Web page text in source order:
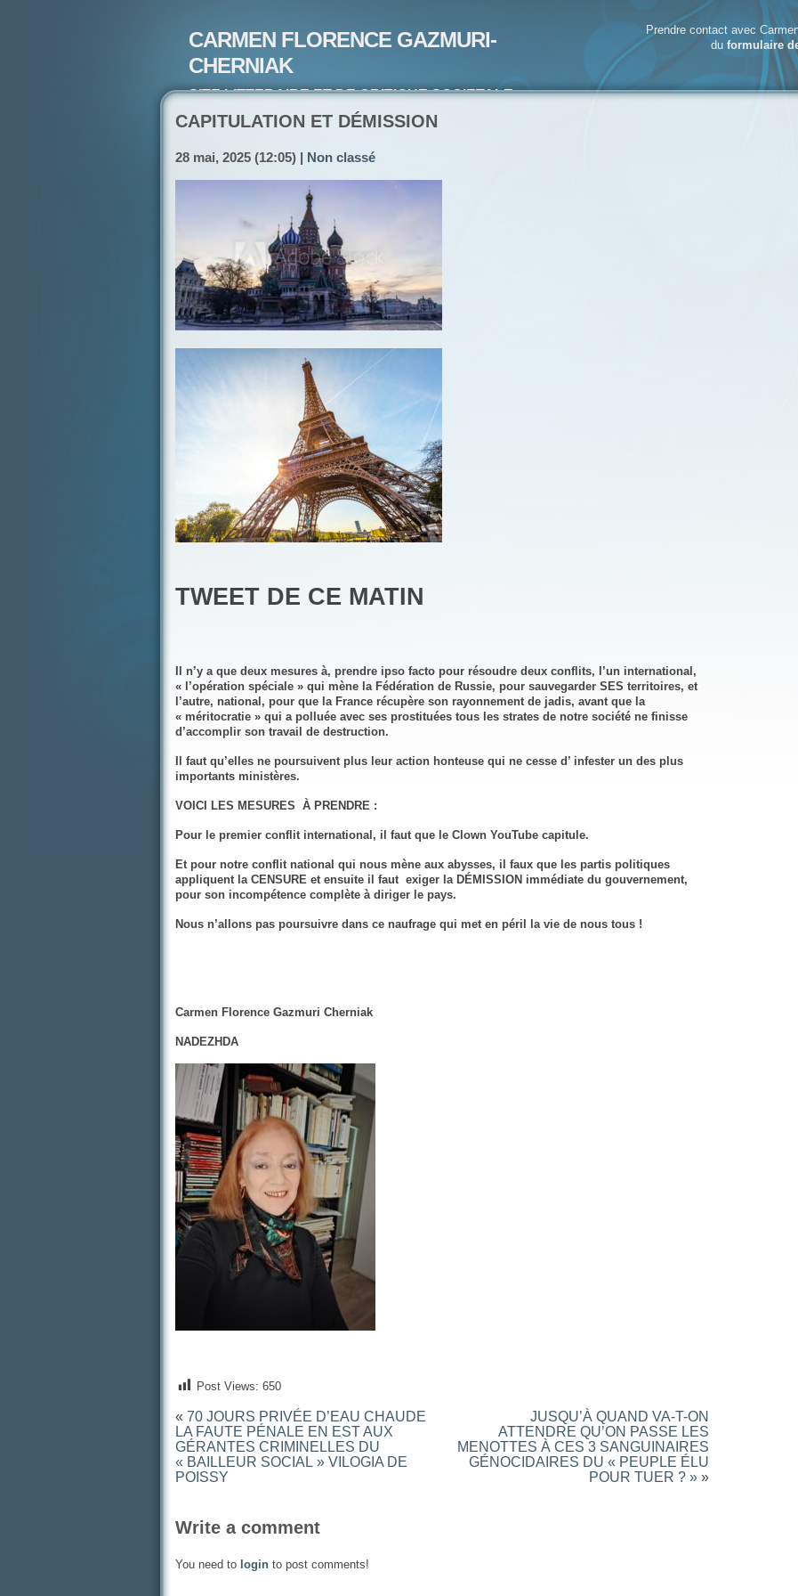
CARMEN FLORENCE GAZMURI-
CHERNIAK
SITE LITTERAIRE ET DE CRITIQUE SOCIETALE-
ARTISTE PEINTRE ET POETE-ECRIVAIN
Prendre contact avec
du formulaire
CAPITULATION ET DÉMISSION
28 mai, 2025 (12:05) | Non classé
TWEET DE CE MATIN
Il n’y a que deux mesures à, prendre ipso facto pour résoudre deux conflits, l’un international,
« l’opération spéciale » qui mène la Fédération de Russie, pour sauvegarder SES territoires, et
l’autre, national, pour que la France récupère son rayonnement de jadis, avant que la
« méritocratie » qui a polluée avec ses prostituées tous les strates de notre société ne finisse
d’accomplir son travail de destruction.
Il faut qu’elles ne poursuivent plus leur action honteuse qui ne cesse d’ infester un des plus
importants ministères.
VOICI LES MESURES À PRENDRE :
Pour le premier conflit international, il faut que le Clown YouTube capitule.
Et pour notre conflit national qui nous mène aux abysses, il faux que les partis politiques
appliquent la CENSURE et ensuite il faut exiger la DÉMISSION immédiate du gouvernement,
pour son incompétence complète à diriger le pays.
Nous n’allons pas poursuivre dans ce naufrage qui met en péril la vie de nous tous !
Carmen Florence Gazmuri Cherniak
NADEZHDA
Post Views: 650
« 70 JOURS PRIVÉE D’EAU CHAUDE
LA FAUTE PÉNALE EN EST AUX
GÉRANTES CRIMINELLES DU
« BAILLEUR SOCIAL » VILOGIA DE
POISSY
JUSQU’À QUAND VA-T-ON
ATTENDRE QU’ON PASSE LES
MENOTTES À CES 3 SANGUINAIRES
GÉNOCIDAIRES DU « PEUPLE ÉLU
POUR TUER ? » »
Write a comment
You need to login to post comments!